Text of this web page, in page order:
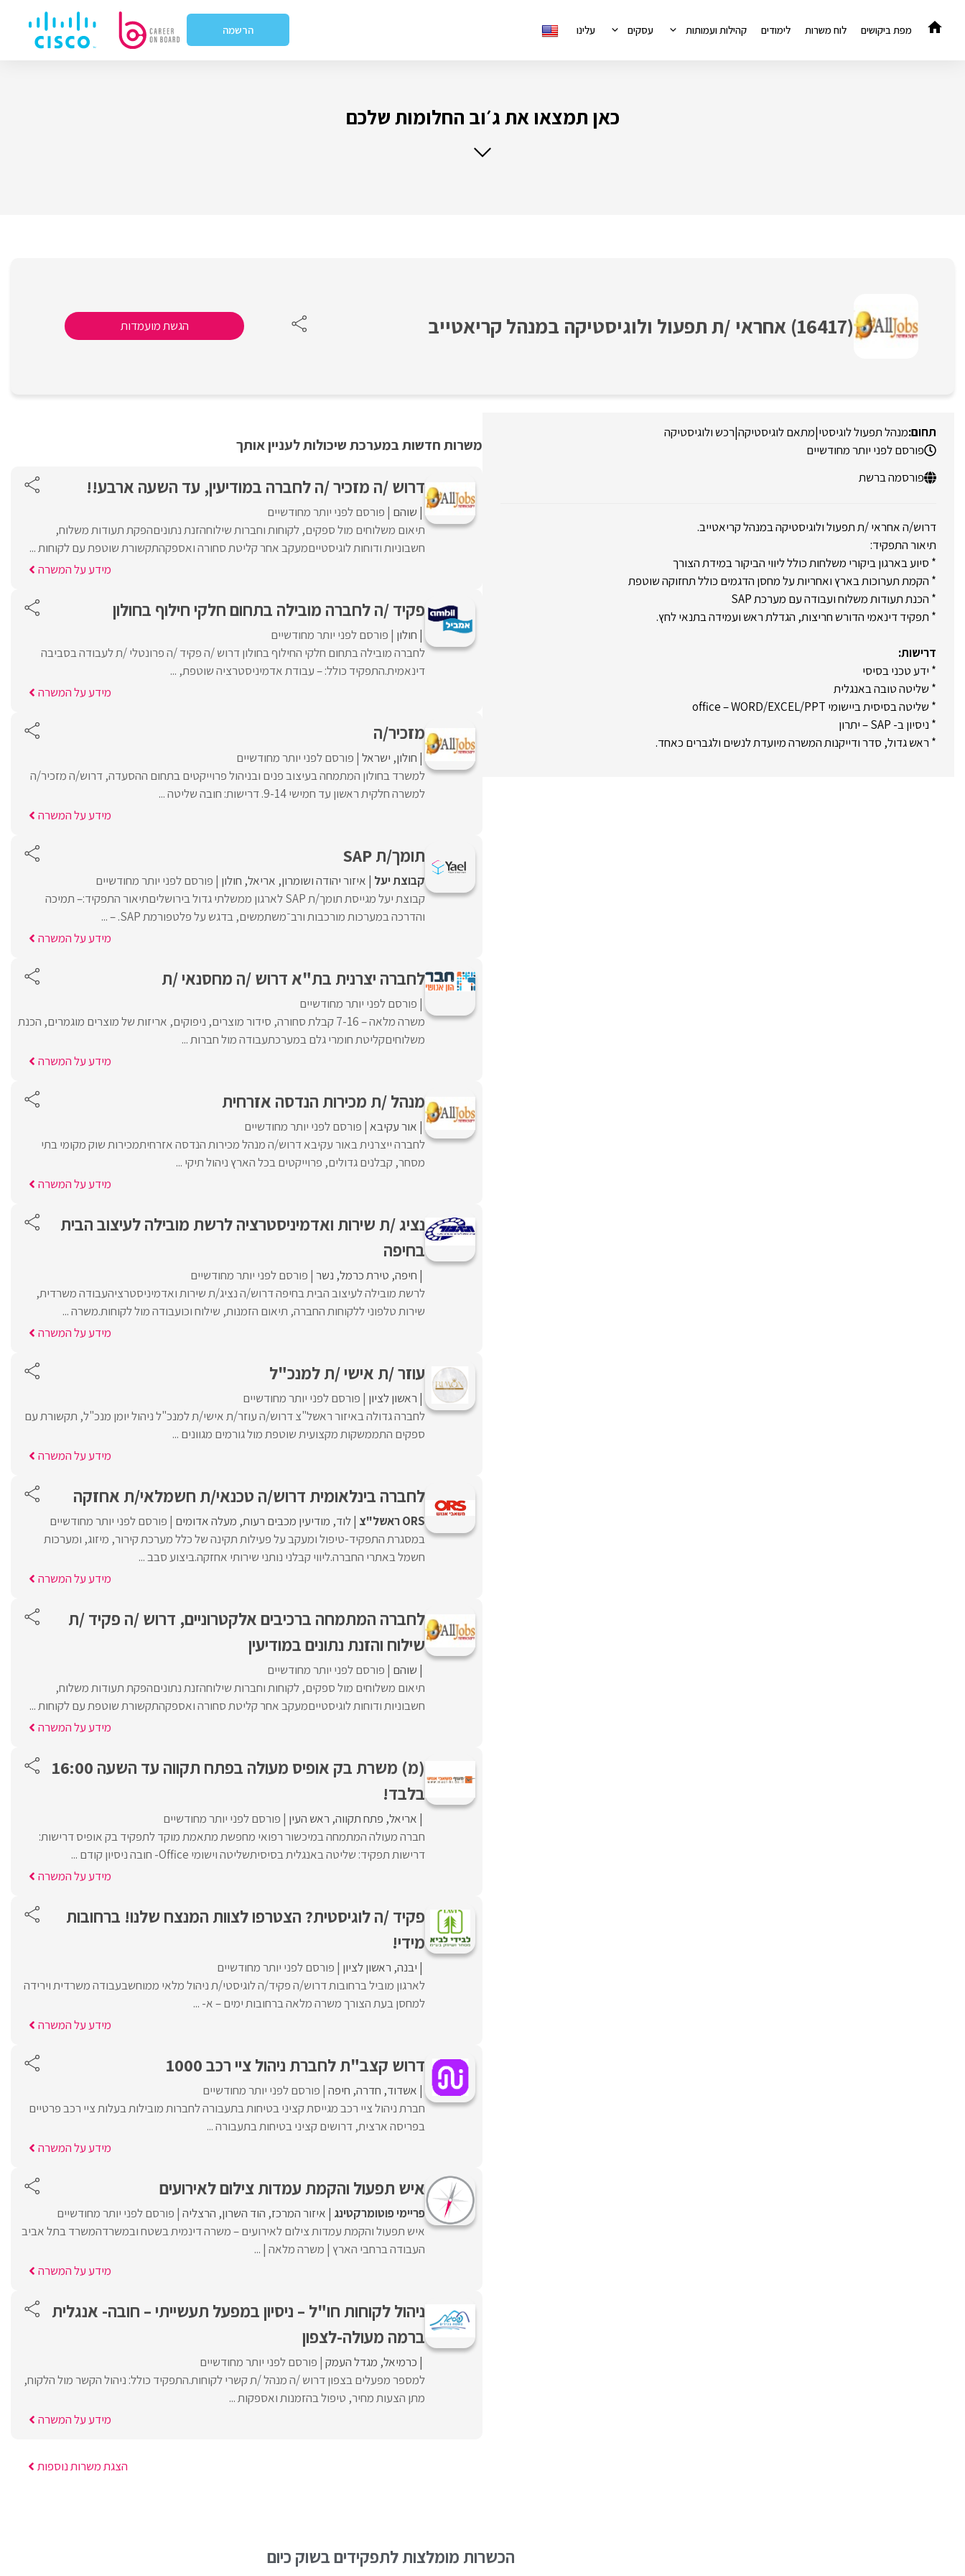
לתוכן
מפת ביקושים לוח משרות לימודים קהילות ועמותות עסקים עלינו הרשמה
כאן תמצאו את ג׳וב החלומות שלכם
(16417) אחראי /ת תפעול ולוגיסטיקה במנהל קריאטייב הגשת מועמדות
מנהל תפעול לוגיסטי|מתאם לוגיסטיקה|רכש ולוגיסטיקה
פורסם לפני יותר מחודשיים
פורסמה ברשת
דרוש/ה אחראי /ת תפעול ולוגיסטיקה במנהל קריאטייב.
תיאור התפקיד:
* סיוע בארגון ביקורי משלחות כולל ליווי הביקור במידת הצורך
* הקמת תערוכות בארץ ואחריות על מחסן הדגמים כולל תחזוקה שוטפת
* הכנת תעודות משלוח ועבודה עם מערכת SAP
* תפקיד דינאמי הדורש חריצות, הגדלת ראש ועמידה בתנאי לחץ.
דרישות:
* ידע טכני בסיסי
* שליטה טובה באנגלית
* שליטה בסיסית ביישומי office – WORD/EXCEL/PPT
* ניסיון ב- SAP – יתרון
* ראש גדול, סדר ודייקנות המשרה מיועדת לנשים ולגברים כאחד.
משרות חדשות במערכת שיכולות לעניין אותך
דרוש /ה מזכיר /ה לחברה במודיעין, עד השעה ארבע!!
שוהם פורסם לפני יותר מחודשיים
תיאום משלוחים מול ספקים, לקוחות וחברות שילוחהזנת נתוניםהפקת תעודות משלוח,
חשבוניות ודוחות לוגיסטייםמעקב אחר קליטת סחורה ואספקהתקשורת שוטפת עם לקוחות ...
מידע על המשרה
פקיד /ה לחברה מובילה בתחום חלקי חילוף בחולון
חולון פורסם לפני יותר מחודשיים
לחברה מובילה בתחום חלקי החילוף בחולון דרוש /ה פקיד /ה פרונטלי /ת לעבודה בסביבה
דינאמית.התפקיד כולל: – עבודת אדמיניסטרציה שוטפת, ...
מידע על המשרה
מזכיר/ה
חולון ישראל פורסם לפני יותר מחודשיים
למשרד בחולון המתמחה בעיצוב פנים ובניהול פרוייקטים בתחום ההסעדה, דרוש/ה מזכיר/ה
למשרה חלקית ראשון עד חמישי 9-14. דרישות: חובה שליטה ...
מידע על המשרה
תומך/ת SAP
קבוצת יעל איזור יהודה ושומרון אריאל חולון פורסם לפני יותר מחודשיים
קבוצת יעל מגייסת תומך/ת SAP לארגון ממשלתי גדול בירושליםתיאור התפקיד:– תמיכה
והדרכה במערכות מורכבות ורב־משתמשים, בדגש על פלטפורמת SAP. – ...
מידע על המשרה
לחברה יצרנית בת"א דרוש /ה מחסנאי /ת
פורסם לפני יותר מחודשיים
משרה מלאה – 7-16 קבלת סחורה, סידור מוצרים, ניפוקים, אריזות של מוצרים מוגמרים, הכנת
משלוחיםקליטת חומרי גלם במערכתעבודה מול חברות ...
מידע על המשרה
מנהל /ת מכירות הנדסה אזרחית
אור עקיבא פורסם לפני יותר מחודשיים
לחברה ייצרנית באור עקיבא דרוש/ה מנהל מכירות הנדסה אזרחיתמכירות שוק מקומי בתי
מסחר, קבלנים גדולים, פרוייקטים בכל הארץ ניהול תיקי ...
מידע על המשרה
נציג /ת שירות ואדמיניסטרציה לרשת מובילה לעיצוב הבית
בחיפה
חיפה טירת כרמל נשר פורסם לפני יותר מחודשיים
לרשת מובילה לעיצוב הבית בחיפה דרוש/ה נציג/ת שירות ואדמיניסטרציהעבודה משרדית,
שירות טלפוני ללקוחות החברה, תיאום הזמנות, שילוח וכועבודה מול לקוחות.משרה ...
מידע על המשרה
עוזר /ת אישי /ת למנכ"ל
ראשון לציון פורסם לפני יותר מחודשיים
לחברה גדולה באיזור ראשל"צ דרוש/ה עוזר/ת אישי/ת למנכ"ל ניהול יומן מנכ"ל, תקשורת עם
ספקים התממשקות מקצועית שוטפת מול גורמים מגוונים ...
מידע על המשרה
לחברה בינלאומית דרוש/ה טכנאי/ת חשמלאי/ת אחזקה
ORS ראשל"צ לוד מודיעין מכבים רעות מעלה אדומים פורסם לפני יותר מחודשיים
במסגרת התפקיד-טיפול ומעקב על פעילות תקינה של כלל מערכת קירור, מיזוג, ומערכות
חשמל באתרי החברה.ליווי קבלני נותני שירותי אחזקה.ביצוע סבב ...
מידע על המשרה
לחברה המתמחה ברכיבים אלקטרוניים, דרוש /ה פקיד /ת
שילוח והזנת נתונים במודיעין
שוהם פורסם לפני יותר מחודשיים
תיאום משלוחים מול ספקים, לקוחות וחברות שילוחהזנת נתוניםהפקת תעודות משלוח,
חשבוניות ודוחות לוגיסטייםמעקב אחר קליטת סחורה ואספקהתקשורת שוטפת עם לקוחות ...
מידע על המשרה
(מ) משרת בק אופיס מעולה בפתח תקווה עד השעה 16:00
בלבד!
אריאל פתח תקווה ראש העין פורסם לפני יותר מחודשיים
חברה מעולה המתמחה במיכשור רפואי מחפשת מתאמת מוקד לתפקיד בק אופיס דרישות:
דרישות תפקיד: שליטה באנגלית בסיסיתשליטה וישומי Office- חובה ניסיון קודם ...
מידע על המשרה
פקיד /ה לוגיסטית? הצטרפו לצוות המנצח שלנו! ברחובות
מידי!
יבנה ראשון לציון פורסם לפני יותר מחודשיים
לארגון מוביל ברחובות דרוש/ה פקיד/ה לוגיסטי/ת ניהול מלאי ממוחשבעבודה משרדית וירידה
למחסן בעת הצורך משרה מלאה ברחובות ימים – א- ...
מידע על המשרה
דרוש קצב"ת לחברת ניהול ציי רכב 1000
אשדוד חדרה חיפה פורסם לפני יותר מחודשיים
חברת ניהול ציי רכב מגייסת קציני בטיחות בתעבורה לחברות מובילות בעלות ציי רכב פרטיים
בפריסה ארצית, דרושים קציני בטיחות בתעבורה ...
מידע על המשרה
איש תפעול והקמת עמדות צילום לאירועים
פריימי פוטומרקטינג איזור המרכז הוד השרון הרצליה פורסם לפני יותר מחודשיים
איש תפעול והקמת עמדות צילום לאירועים – משרה דינמית בשטח ובמשרדהמשרד בתל אביב
העבודה ברחבי הארץ | משרה מלאה | ...
מידע על המשרה
ניהול לקוחות חו"ל – ניסיון במפעל תעשייתי – חובה- אנגלית
ברמה מעולה-לצפון
כרמיאל מגדל העמק פורסם לפני יותר מחודשיים
למספר מפעלים בצפון דרוש /ה מנהל /ת קשרי לקוחות.התפקיד כולל: ניהול הקשר מול הלקוח,
מתן הצעות מחיר, טיפול בהזמנות ואספקות ...
מידע על המשרה
הצגת משרות נוספות
הכשרות מומלצות לתפקידים בשוק כיום